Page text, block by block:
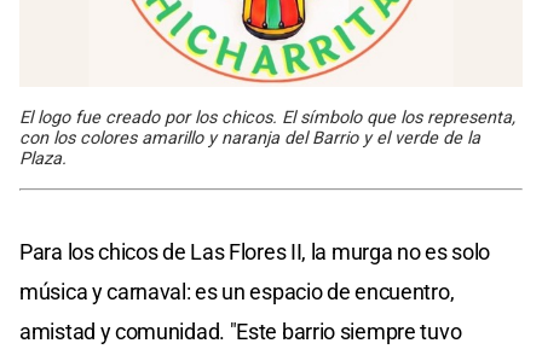
El logo fue creado por los chicos. El símbolo que los representa,
con los colores amarillo y naranja del Barrio y el verde de la
Plaza.
Para los chicos de Las Flores II, la murga no es solo
música y carnaval: es un espacio de encuentro,
amistad y comunidad. "Este barrio siempre tuvo